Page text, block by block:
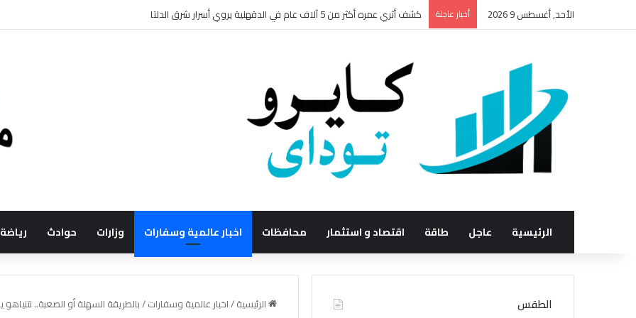
الأحد, أغسطس 9 2026 أخبار عاجلة طقس الأحد 9 أغسطس.. 42 درجة في الجنوب وشبورة ورياح واضطراب الملاحة بهذه المناطق
الرئيسية عاجل طاقة اقتصاد و استثمار محافظات اخبار عالمية وسفارات وزارات حوادث رياضة
الرئيسية/اخبار عالمية وسفارات/بالطريقة السهلة أو الصعبة..
الطقس